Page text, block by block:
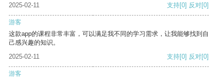
2025-02-11 支持[0] 反对[0]
游客
这款app的课程非常丰富，可以满足我不同的学习需求，让我能够找到自
己感兴趣的知识。
2025-02-11
支持[0] 反对[0]
游客